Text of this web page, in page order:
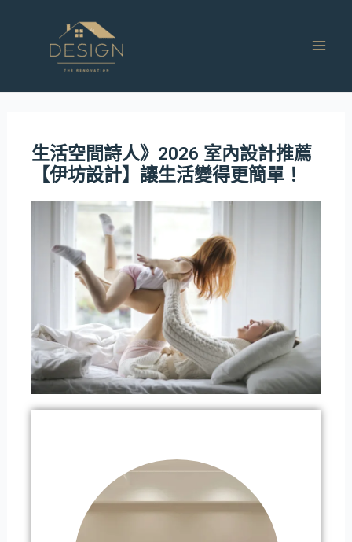
內
生活空間詩人》2026 室內設計推薦
【伊坊設計】讓生活變得更簡單！